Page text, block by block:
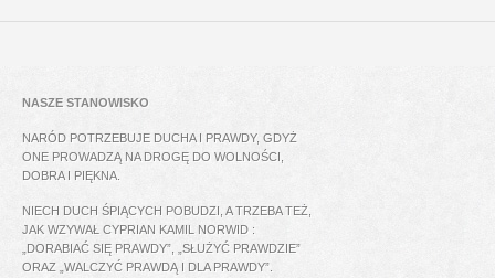
NASZE STANOWISKO
NARÓD POTRZEBUJE DUCHA I PRAWDY, GDYŻ
ONE PROWADZĄ NA DROGĘ DO WOLNOŚCI,
DOBRA I PIĘKNA.
NIECH DUCH ŚPIĄCYCH POBUDZI, A TRZEBA TEŻ,
JAK WZYWAŁ CYPRIAN KAMIL NORWID :
„DORABIAĆ SIĘ PRAWDY”, „SŁUŻYĆ PRAWDZIE”
ORAZ „WALCZYĆ PRAWDĄ I DLA PRAWDY”.